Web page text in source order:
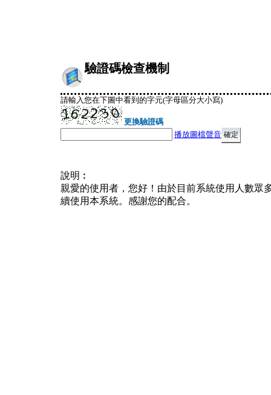
驗證碼檢查機制
請輸入您在下圖中看到的字元(字母區分大小寫)
更換驗證碼
播放圖檔聲音
說明︰
親愛的使用者，您好！由於目前系統使用人數眾
續使用本系統。感謝您的配合。